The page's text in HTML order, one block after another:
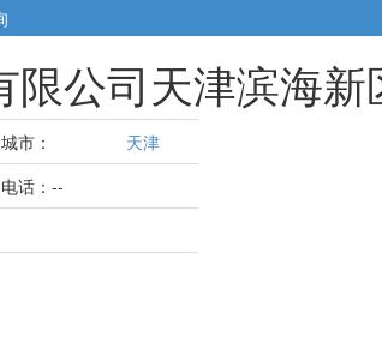
限公司天津滨海新
城市：
天津
电话：--